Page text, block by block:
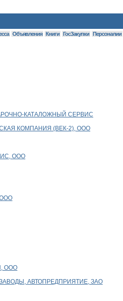
Объявления Книги ГосЗакупки Персоналии
КАТАЛОЖНЫЙ СЕРВИС
КОМПАНИЯ (ВЕК-2), ООО
ООО
ООО
АВТОПРЕДПРИЯТИЕ, ЗАО